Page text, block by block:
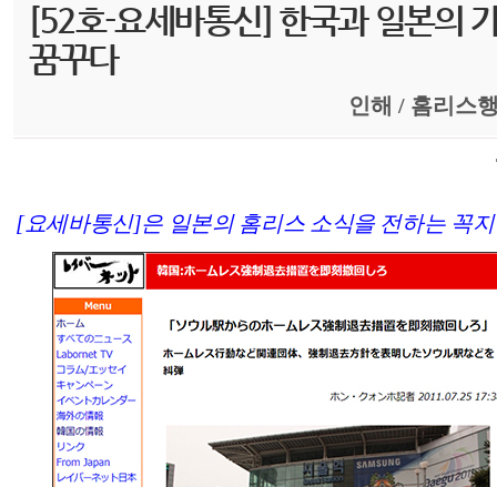
[52호-요세바통신] 한국과 일본의
꿈꾸다
인해 / 홈리스
[요세바통신]은 일본의 홈리스 소식을 전하는 꼭지